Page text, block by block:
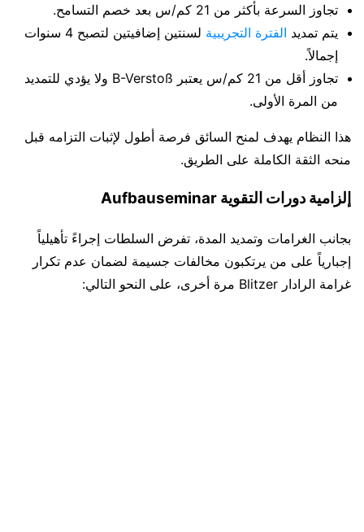
تجاوز السرعة بأكثر من 21 كم/س بعد خصم التسامح.
يتم تمديد الفترة التجريبية
لسنتين إضافيتين لتصبح 4 سنوات
إجمالاً.
تجاوز أقل من 21 كم/س يعتبر B-Verstoß ولا يؤدي للتمديد
من المرة الأولى.
هذا النظام يهدف لمنح السائق فرصة أطول لإثبات التزامه قبل
منحه الثقة الكاملة على الطريق.
إلزامية دورات التقوية Aufbauseminar
بجانب الغرامات وتمديد المدة، تفرض السلطات إجراءً تأهيلياً
إجبارياً على من يرتكبون مخالفات جسيمة لضمان عدم تكرار
غرامة الرادار Blitzer مرة أخرى، على النحو التالي: